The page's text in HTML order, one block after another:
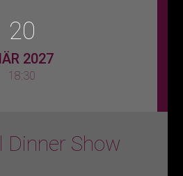
20
2027
18:30
Dinner Show